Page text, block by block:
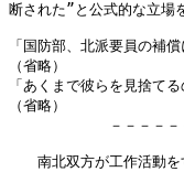
断された”と公式的な立場
「国防部、北派要員の補償
（省略）
「あくまで彼らを見捨てる
（省略）
－－－－－－－－
南北双方が工作活動を